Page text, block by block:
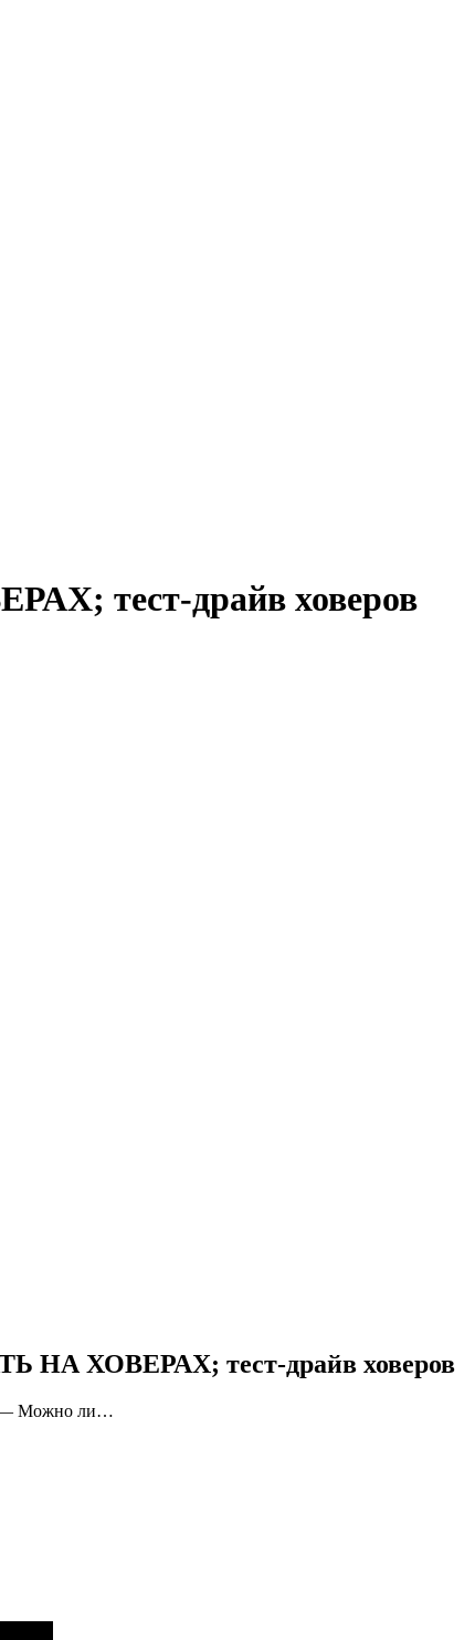
тест-драйв ховеров
НА ХОВЕРАХ; тест-драйв ховеров
— Можно ли…